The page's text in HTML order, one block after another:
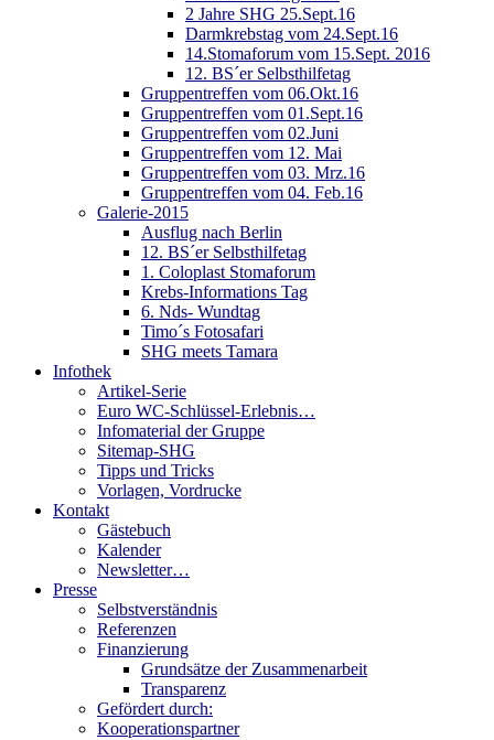
2 Jahre SHG 25.Sept.16
Darmkrebstag vom 24.Sept.16
14.Stomaforum vom 15.Sept. 2016
12. BS´er Selbsthilfetag
Gruppentreffen vom 06.Okt.16
Gruppentreffen vom 01.Sept.16
Gruppentreffen vom 02.Juni
Gruppentreffen vom 12. Mai
Gruppentreffen vom 03. Mrz.16
Gruppentreffen vom 04. Feb.16
Galerie-2015
Ausflug nach Berlin
12. BS´er Selbsthilfetag
1. Coloplast Stomaforum
Krebs-Informations Tag
6. Nds- Wundtag
Timo´s Fotosafari
SHG meets Tamara
Infothek
Artikel-Serie
Euro WC-Schlüssel-Erlebnis…
Infomaterial der Gruppe
Sitemap-SHG
Tipps und Tricks
Vorlagen, Vordrucke
Kontakt
Gästebuch
Kalender
Newsletter…
Presse
Selbstverständnis
Referenzen
Finanzierung
Grundsätze der Zusammenarbeit
Transparenz
Gefördert durch:
Kooperationspartner